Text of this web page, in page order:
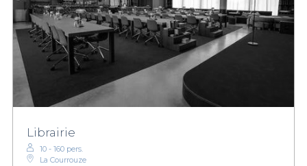
Librairie
10 - 160 pers.
La Courrouze